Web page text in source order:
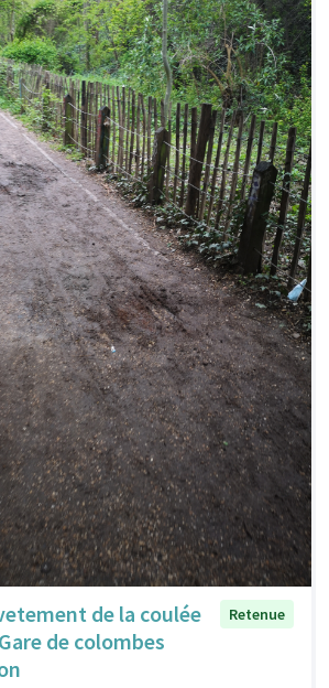
de la coulée
de colombes
Retenue